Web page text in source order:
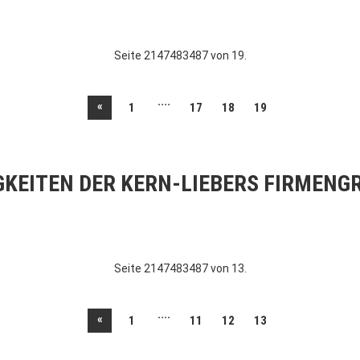
Seite 2147483487 von 19.
« 1 .... 17 18 19
DER KERN-LIEBERS
Seite 2147483487 von 13.
« 1 .... 11 12 13